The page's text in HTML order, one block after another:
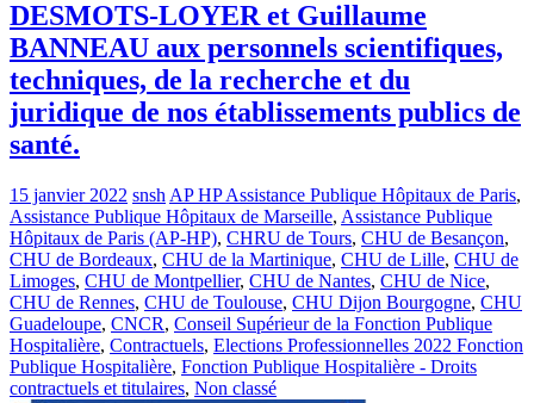
DESMOTS-LOYER et Guillaume
BANNEAU aux personnels scientifiques,
techniques, de la recherche et du
juridique de nos établissements publics de
santé.
15 janvier 2022 snsh AP HP Assistance Publique Hôpitaux de Paris,
Assistance Publique Hôpitaux de Marseille, Assistance Publique
Hôpitaux de Paris (AP-HP), CHRU de Tours, CHU de Besançon,
CHU de Bordeaux, CHU de la Martinique, CHU de Lille, CHU de
Limoges, CHU de Montpellier, CHU de Nantes, CHU de Nice,
CHU de Rennes, CHU de Toulouse, CHU Dijon Bourgogne, CHU
Guadeloupe, CNCR, Conseil Supérieur de la Fonction Publique
Hospitalière, Contractuels, Elections Professionnelles 2022 Fonction
Publique Hospitalière, Fonction Publique Hospitalière - Droits
contractuels et titulaires, Non classé